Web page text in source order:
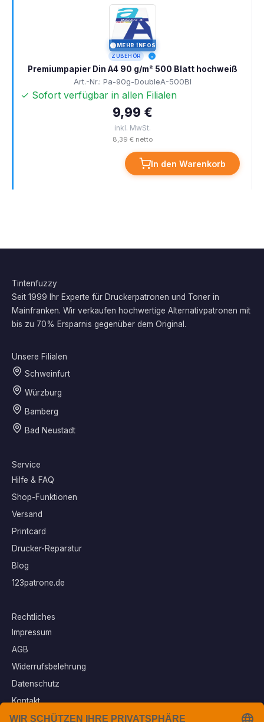
MEHR INFOS
ZUBEHÖR
Premiumpapier Din A4 90 g/m² 500 Blatt hochweiß
Art.-Nr.: Pa-90g-DoubleA-500Bl
✓ Sofort verfügbar in allen Filialen
9,99 €
inkl. MwSt.
8,39 € netto
In den Warenkorb
Tintenfuzzy
Seit 1999 Ihr Experte für Druckerpatronen und Toner in
Mainfranken. Wir verkaufen hochwertige Alternativpatronen mit
bis zu 70% Ersparnis gegenüber dem Original.
Unsere Filialen
Schweinfurt
Würzburg
Bamberg
Bad Neustadt
Service
Hilfe & FAQ
Shop-Funktionen
Versand
Printcard
Drucker-Reparatur
Blog
123patrone.de
Rechtliches
Impressum
AGB
Widerrufsbelehrung
Datenschutz
Kontakt
Vertrag widerrufen